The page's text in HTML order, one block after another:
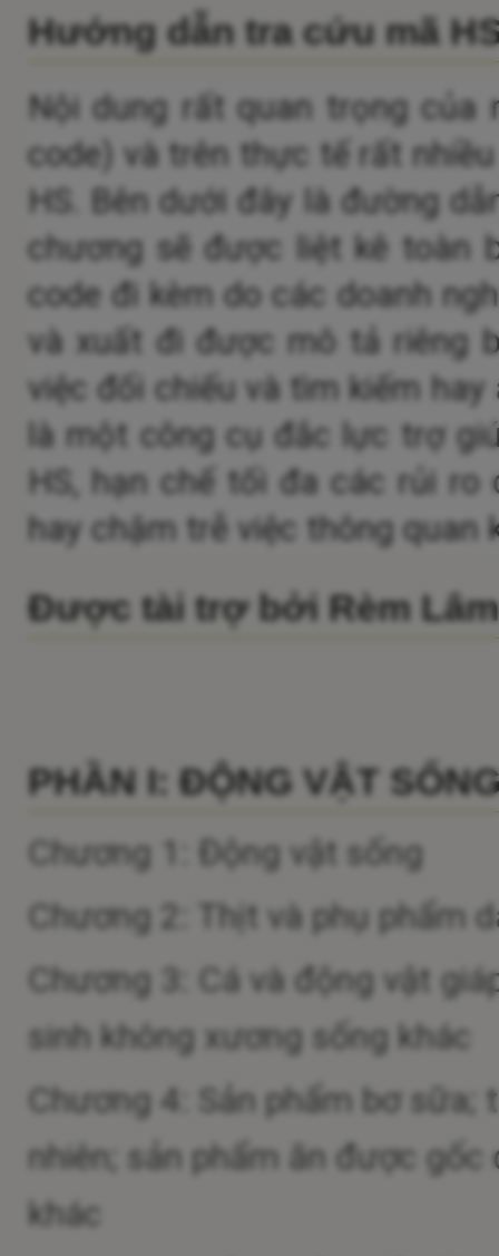
Hướng dẫn tra cứu mã
Nội dung rất quan trọng của
code) và trên thực tế rất
HS.
Bên dưới đây là đường
chương sẽ được liệt kê toàn
code đi kèm do các doanh
và xuất đi được mô tả riêng
việc đối chiếu và tìm kiếm
là một công cụ đắc lực trợ
HS, hạn chế tối đa các rủi
hay chậm trễ việc thông quan
Được tài trợ bởi Rèm
PHẦN I: ĐỘNG VẬT
Chương 1: Động vật sống
Chương 2: Thịt và phụ phẩm
Chương 3: Cá và động vật
sinh không xương sống khác
Chương 4: Sản phẩm bơ
nhiên; sản phẩm ăn được
khác